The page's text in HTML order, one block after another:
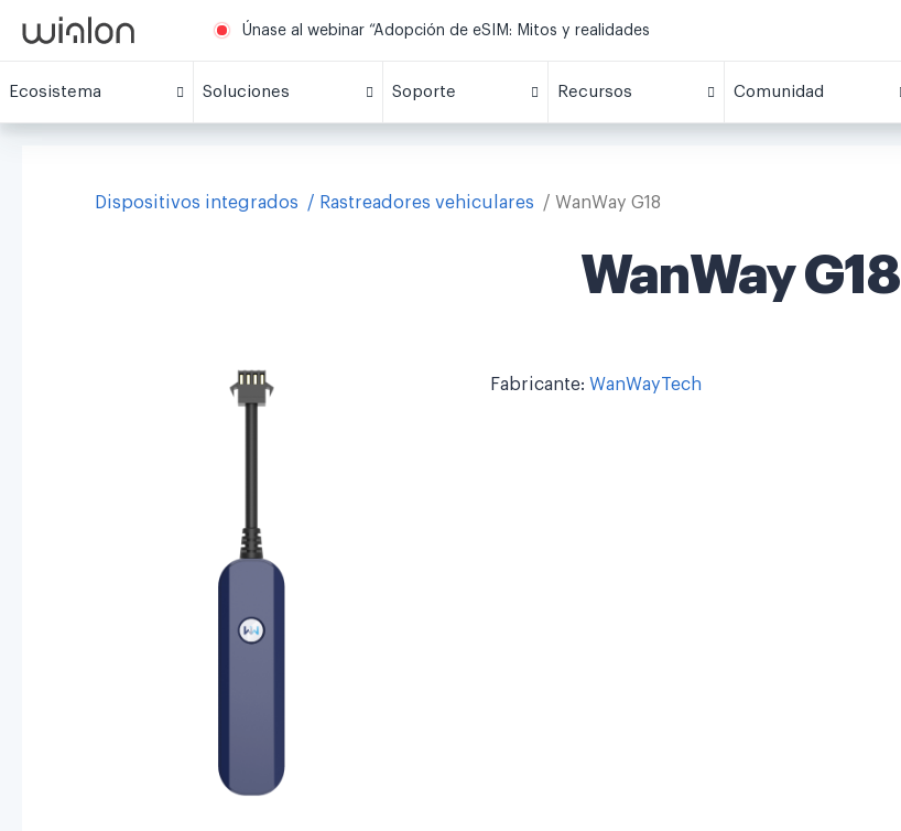
Únase al webinar “Adopción de eSIM: Mitos y realidades
Ecosistema Soluciones Soporte Recursos Comunidad
Dispositivos integrados Rastreadores vehiculares WanWay G18
WanWay G18
Fabricante: WanWayTech